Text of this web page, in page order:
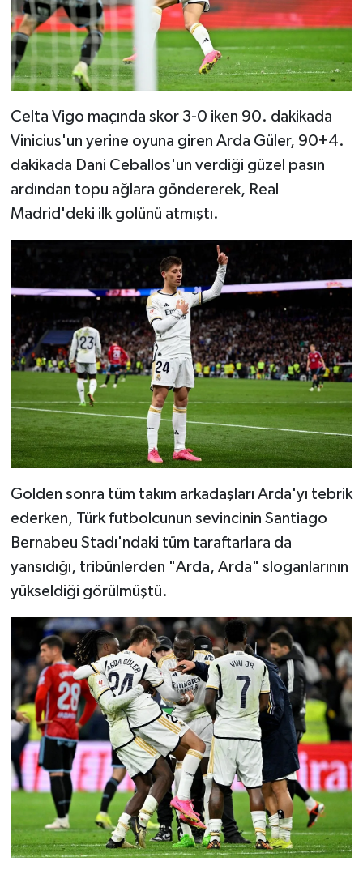
Celta Vigo maçında skor 3-0 iken 90. dakikada
Vinicius'un yerine oyuna giren Arda Güler, 90+4.
dakikada Dani Ceballos'un verdiği güzel pasın
ardından topu ağlara göndererek, Real
Madrid'deki ilk golünü atmıştı.
Golden sonra tüm takım arkadaşları Arda'yı tebrik
ederken, Türk futbolcunun sevincinin Santiago
Bernabeu Stadı'ndaki tüm taraftarlara da
yansıdığı, tribünlerden "Arda, Arda" sloganlarının
yükseldiği görülmüştü.